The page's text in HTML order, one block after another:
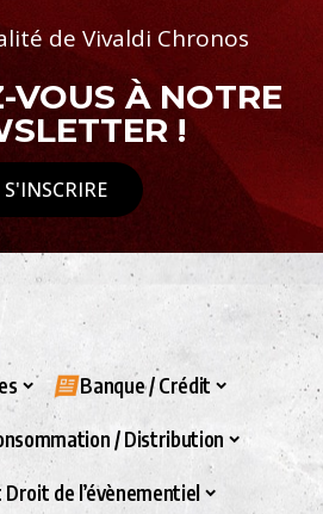
de Vivaldi Chronos
VOUS À NOTRE
!
S'INSCRIRE
Banque / Crédit
/ Distribution
de l’évènementiel